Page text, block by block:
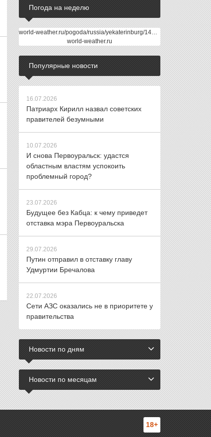
Погода на неделю
world-weather.ru/pogoda/russia/yekaterinburg/14days/
world-weather.ru
Популярные новости
16.07.2026
Патриарх Кирилл назвал советских
правителей безумными
10.07.2026
И снова Первоуральск: удастся
областным властям успокоить
проблемный город?
23.07.2026
Будущее без Кабца: к чему приведет
отставка мэра Первоуральска
29.07.2026
Путин отправил в отставку главу
Удмуртии Бречалова
22.07.2026
Сети АЗС оказались не в приоритете у
правительства
Новости по дням
Новости по месяцам
18+